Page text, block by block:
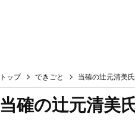
トップ できごと 当確の辻元清美
当確の辻元清美